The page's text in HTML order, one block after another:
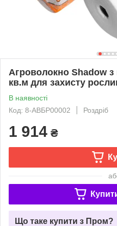
Агроволокно Shadow
кв.м для захисту
В наявності
Код: 8-АВБР00002
Роздріб
1 914 ₴
Що таке купити з Пром?